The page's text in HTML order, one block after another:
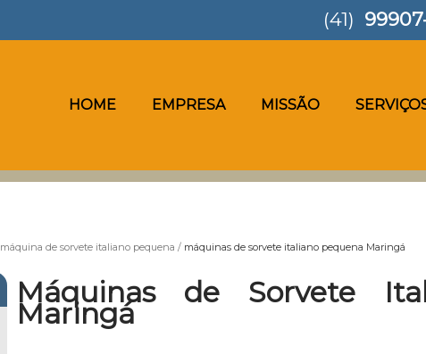
HOME EMPRESA MISSÃO
(41)
máquina de sorvete italiano pequena máquinas de sorvete italiano pequena Maringá
Máquinas de Sorvete
Maringá